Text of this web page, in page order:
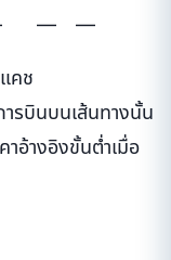
— —
คช
รบินบนเส้นทางนั้น
าอ้างอิงขั้นต่ำเมื่อ